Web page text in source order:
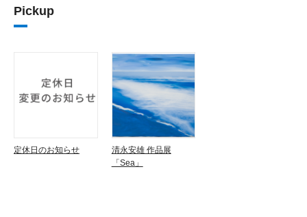
Pickup
定休日のお知らせ
清永安雄 作品展
「Sea」